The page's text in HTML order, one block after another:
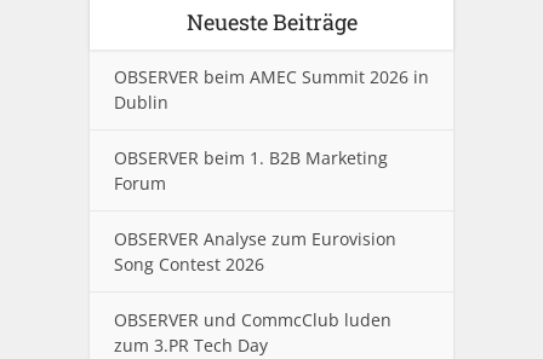
Neueste Beiträge
OBSERVER beim AMEC Summit 2026 in
Dublin
OBSERVER beim 1. B2B Marketing
Forum
OBSERVER Analyse zum Eurovision
Song Contest 2026
OBSERVER und CommcClub luden
zum 3.PR Tech Day